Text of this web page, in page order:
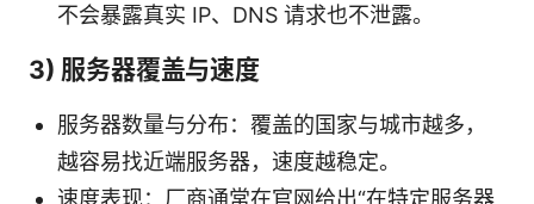
不会暴露真实 IP、DNS 请求也不泄露。
3) 服务器覆盖与速度
服务器数量与分布：覆盖的国家与城市越多，
越容易找近端服务器，速度越稳定。
速度表现：厂商通常在官网给出“在特定服务器